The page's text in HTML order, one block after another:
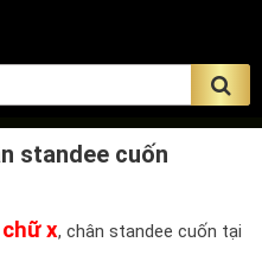
standee cuốn
x, chân standee cuốn tại